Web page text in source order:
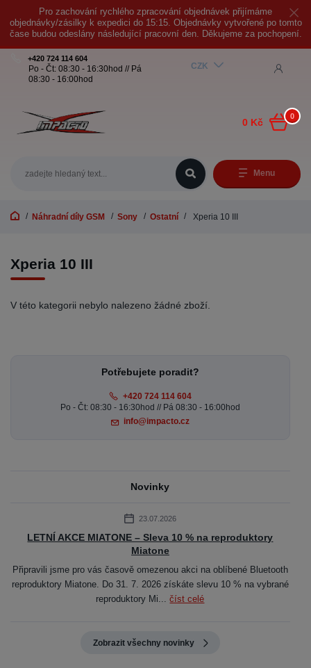
Pro zachování rychlého zpracování objednávek přijímáme
objednávky/zásilky k expedici do 15:15. Objednávky vytvořené po tomto
čase budou odeslány následující pracovní den. Děkujeme za pochopení.
Menu
CZK
+420 724 114 604
Po - Čt: 08:30 - 16:30hod // Pá
08:30 - 16:00hod
0
0 Kč
Náhradní díly GSM Sony Ostatní Xperia 10 III
Xperia 10 III
V této kategorii nebylo nalezeno žádné zboží.
Potřebujete poradit?
+420 724 114 604
Po - Čt: 08:30 - 16:30hod // Pá 08:30 - 16:00hod
info@impacto.cz
Novinky
23.07.2026
LETNÍ AKCE MIATONE – Sleva 10 % na reproduktory
Miatone
Připravili jsme pro vás časově omezenou akci na oblíbené Bluetooth
reproduktory Miatone. Do 31. 7. 2026 získáte slevu 10 % na vybrané
reproduktory Mi...číst celé
Zobrazit všechny novinky